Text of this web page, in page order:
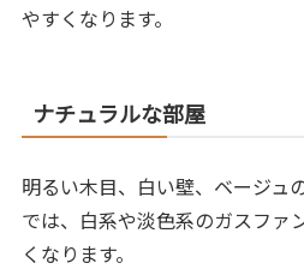
やすくなります。
ナチュラルな部屋
明るい木目、白い壁、ベージュ
では、白系や淡色系のガスファ
くなります。